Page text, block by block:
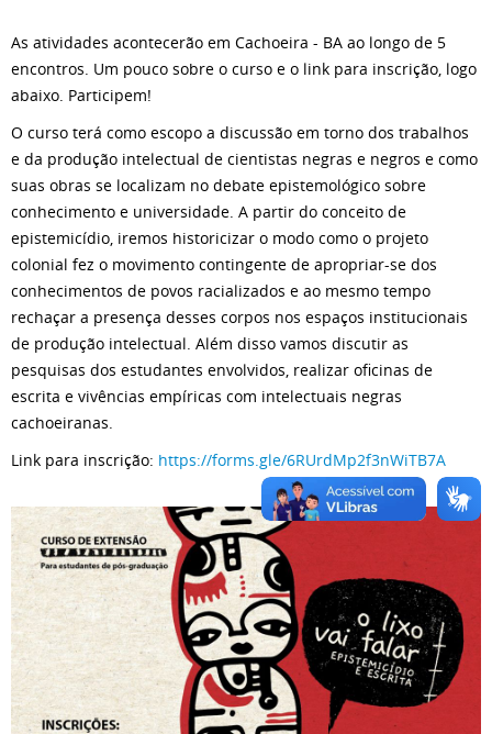
As atividades acontecerão em Cachoeira - BA ao longo de 5
encontros. Um pouco sobre o curso e o link para inscrição, logo
abaixo. Participem!
O curso terá como escopo a discussão em torno dos trabalhos
e da produção intelectual de cientistas negras e negros e como
suas obras se localizam no debate epistemológico sobre
conhecimento e universidade. A partir do conceito de
epistemicídio, iremos historicizar o modo como o projeto
colonial fez o movimento contingente de apropriar-se dos
conhecimentos de povos racializados e ao mesmo tempo
rechaçar a presença desses corpos nos espaços institucionais
de produção intelectual. Além disso vamos discutir as
pesquisas dos estudantes envolvidos, realizar oficinas de
escrita e vivências empíricas com intelectuais negras
cachoeiranas.
Link para inscrição: https://forms.gle/6RUrdMp2f3nWiTB7A